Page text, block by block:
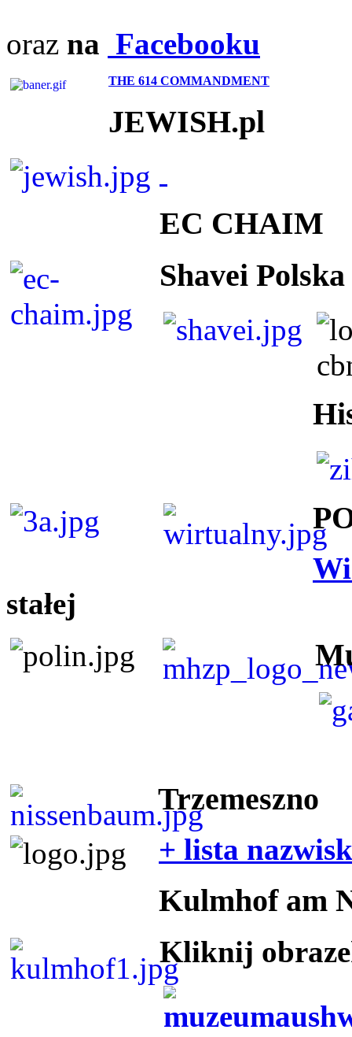
oraz na Facebooku
THE 614 COMMANDMENT
JEWISH.pl
EC CHAIM
Shavei Polska
stałej
Trzemeszno
+ lista nazwisk
Kulmhof am
Kliknij